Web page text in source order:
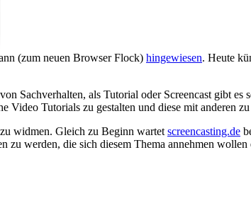
(zum neuen Browser Flock) hingewiesen. Heute
Sachverhalten, als Tutorial oder Screencast gibt
Video Tutorials zu gestalten und diese mit anderen
widmen. Gleich zu Beginn wartet screencasting.de
werden, die sich diesem Thema annehmen